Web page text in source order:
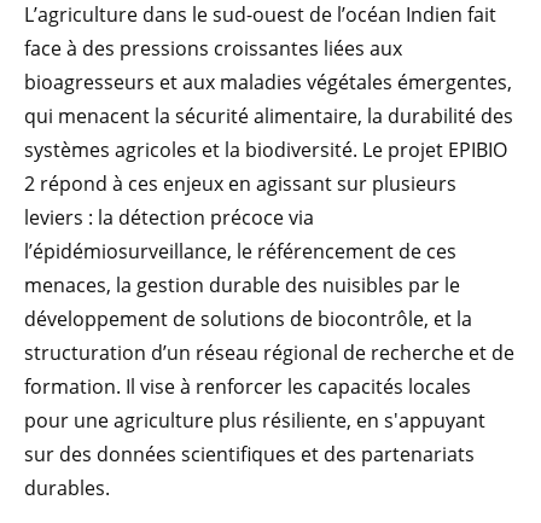
L’agriculture dans le sud-ouest de l’océan Indien fait
face à des pressions croissantes liées aux
bioagresseurs et aux maladies végétales émergentes,
qui menacent la sécurité alimentaire, la durabilité des
systèmes agricoles et la biodiversité. Le projet EPIBIO
2 répond à ces enjeux en agissant sur plusieurs
leviers : la détection précoce via
l’épidémiosurveillance, le référencement de ces
menaces, la gestion durable des nuisibles par le
développement de solutions de biocontrôle, et la
structuration d’un réseau régional de recherche et de
formation. Il vise à renforcer les capacités locales
pour une agriculture plus résiliente, en s'appuyant
sur des données scientifiques et des partenariats
durables.